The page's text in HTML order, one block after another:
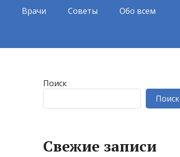
Врачи Советы Обо всем
Поиск
Поиск
Свежие записи